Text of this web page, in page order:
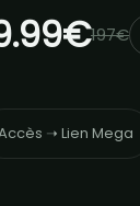
197€
➝ Lien Mega